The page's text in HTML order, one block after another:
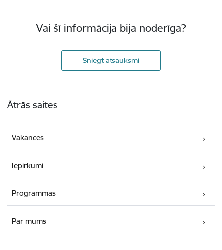
Vai šī informācija bija noderīga?
Sniegt atsauksmi
Ātrās saites
Vakances
Iepirkumi
Programmas
Par mums